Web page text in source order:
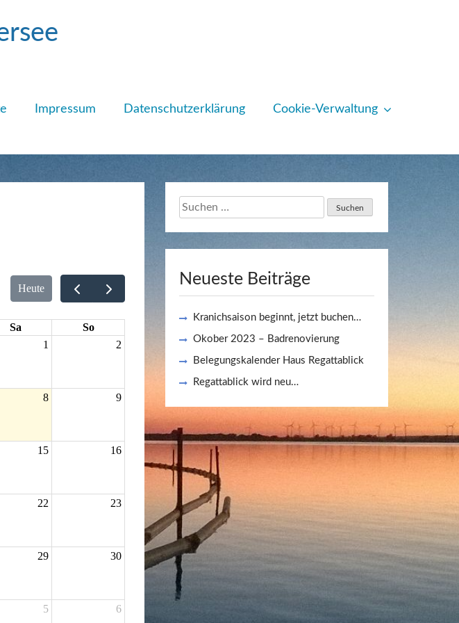
Impressum Datenschutzerklärung Cookie-Verwaltung
Suchen
Neueste Beiträge
Kranichsaison beginnt, jetzt buchen…
Okober 2023 – Badrenovierung
Belegungskalender Haus Regattablick
Regattablick wird neu…